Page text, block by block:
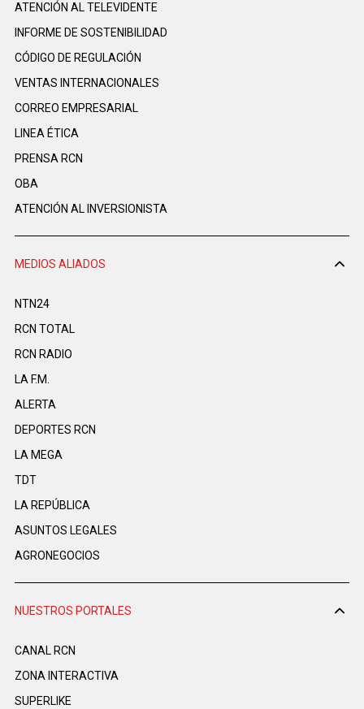
ATENCIÓN AL TELEVIDENTE
INFORME DE SOSTENIBILIDAD
CÓDIGO DE REGULACIÓN
VENTAS INTERNACIONALES
CORREO EMPRESARIAL
LINEA ÉTICA
PRENSA RCN
OBA
ATENCIÓN AL INVERSIONISTA
MEDIOS ALIADOS
NTN24
RCN TOTAL
RCN RADIO
LA F.M.
ALERTA
DEPORTES RCN
LA MEGA
TDT
LA REPÚBLICA
ASUNTOS LEGALES
AGRONEGOCIOS
NUESTROS PORTALES
CANAL RCN
ZONA INTERACTIVA
SUPERLIKE